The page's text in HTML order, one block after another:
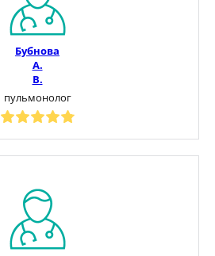
Бубнова
А.
В.
пульмонолог